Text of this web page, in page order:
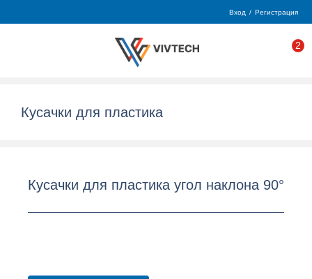
Вход / Регистрация
2
Кусачки для пластика
Кусачки для пластика угол наклона 90°